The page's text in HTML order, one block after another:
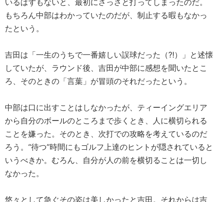
もちろん中部はわかっていたのだが、制止する暇もなかっ
たという。
吉田は「一生のうちで一番嬉しい誤球だった（?!）」と述懐
していたが、ラウンド後、吉田が中部に感想を聞いたとこ
ろ、そのときの「言葉」が冒頭のそれだったという。
中部は口に出すことはしなかったが、ティーイングエリア
から自分のボールのところまで歩くとき、人に横切られる
ことを嫌った。そのとき、次打での攻略を考えているのだ
ろう。“待つ”時間にもゴルフ上達のヒントが隠されていると
いうべきか。むろん、自分が人の前を横切ることは一切し
なかった。
悠々として急ぐその姿は美しかったと吉田。それからは吉